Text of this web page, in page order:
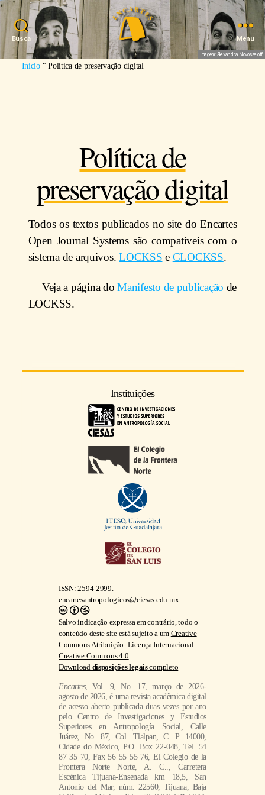
Busca Menu
Imagem: Alexandra Novosseloff
Início"Política de preservação digital
Política de
preservação digital
Todos os textos publicados no site do Encartes
Open Journal Systems são compatíveis com o
sistema de arquivos.LOCKSS e CLOCKSS.
Veja a página doManifesto de publicação de
LOCKSS.
Instituições
ISSN: 2594-2999.
encartesantropologicos@ciesas.edu.mx
Salvo indicação expressa em contrário, todo o
conteúdo deste site está sujeito a um Creative
Commons Atribuição- Licença Internacional
Creative Commons 4.0
Download disposições legaiscompleto
Encartes, Vol. 9, No. 17, março de 2026-
agosto de 2026, é uma revista acadêmica digital
de acesso aberto publicada duas vezes por ano
pelo Centro de Investigaciones y Estudios
Superiores en Antropología Social, Calle
Juárez, No. 87, Col. Tlalpan, C. P. 14000,
Cidade do México, P.O. Box 22-048, Tel. 54
87 35 70, Fax 56 55 55 76, El Colegio de la
Frontera Norte Norte, A. C.., Carretera
Escénica Tijuana-Ensenada km 18,5, San
Antonio del Mar, núm. 22560, Tijuana, Baja